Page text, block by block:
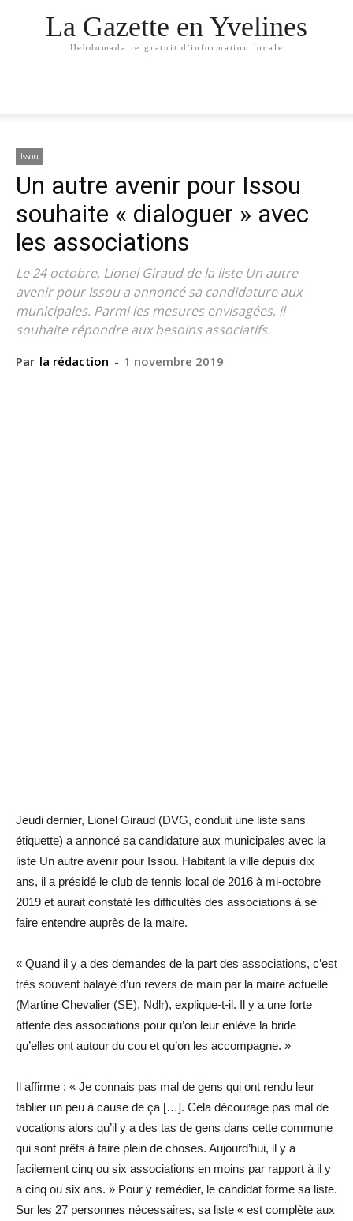
La Gazette en Yvelines
Hebdomadaire gratuit d'information locale
Issou
Un autre avenir pour Issou
souhaite « dialoguer » avec
les associations
Le 24 octobre, Lionel Giraud de la liste Un autre
avenir pour Issou a annoncé sa candidature aux
municipales. Parmi les mesures envisagées, il
souhaite répondre aux besoins associatifs.
Par la rédaction - 1 novembre 2019
Jeudi dernier, Lionel Giraud (DVG, conduit une liste sans
étiquette) a annoncé sa candidature aux municipales avec la
liste Un autre avenir pour Issou. Habitant la ville depuis dix
ans, il a présidé le club de tennis local de 2016 à mi-octobre
2019 et aurait constaté les difficultés des associations à se
faire entendre auprès de la maire.
« Quand il y a des demandes de la part des associations, c’est
très souvent balayé d’un revers de main par la maire actuelle
(Martine Chevalier (SE), Ndlr), explique-t-il. Il y a une forte
attente des associations pour qu’on leur enlève la bride
qu’elles ont autour du cou et qu’on les accompagne. »
Il affirme : « Je connais pas mal de gens qui ont rendu leur
tablier un peu à cause de ça […]. Cela décourage pas mal de
vocations alors qu’il y a des tas de gens dans cette commune
qui sont prêts à faire plein de choses. Aujourd’hui, il y a
facilement cinq ou six associations en moins par rapport à il y
a cinq ou six ans. » Pour y remédier, le candidat forme sa liste.
Sur les 27 personnes nécessaires, sa liste « est complète aux